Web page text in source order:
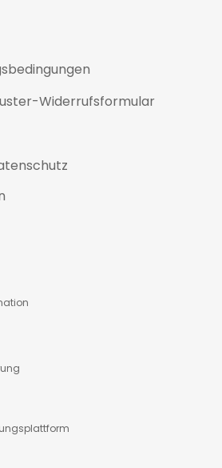
Widerrufsformular